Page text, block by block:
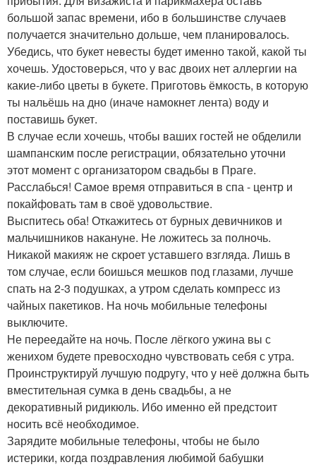
большой запас времени, ибо в большинстве случаев
получается значительно дольше, чем планировалось.
Убедись, что букет невесты будет именно такой, какой ты
хочешь. Удостоверься, что у вас двоих нет аллергии на
какие-либо цветы в букете. Приготовь ёмкость, в которую
ты нальёшь на дно (иначе намокнет лента) воду и
поставишь букет.
В случае если хочешь, чтобы ваших гостей не обделили
шампанским после регистрации, обязательно уточни
этот момент с организатором свадьбы в Праге.
Расслабься! Самое время отправиться в спа - центр и
покайфовать там в своё удовольствие.
Выспитесь оба! Откажитесь от бурных девичников и
мальчишников накануне. Не ложитесь за полночь.
Никакой макияж не скроет уставшего взгляда. Лишь в
том случае, если боишься мешков под глазами, лучше
спать на 2-3 подушках, а утром сделать компресс из
чайных пакетиков. На ночь мобильные телефоны
выключите.
Не переедайте на ночь. После лёгкого ужина вы с
женихом будете превосходно чувствовать себя с утра.
Проинструктируй лучшую подругу, что у неё должна быть
вместительная сумка в день свадьбы, а не
декоративный ридикюль. Ибо именно ей предстоит
носить всё необходимое.
Зарядите мобильные телефоны, чтобы не было
истерики, когда поздравления любимой бабушки